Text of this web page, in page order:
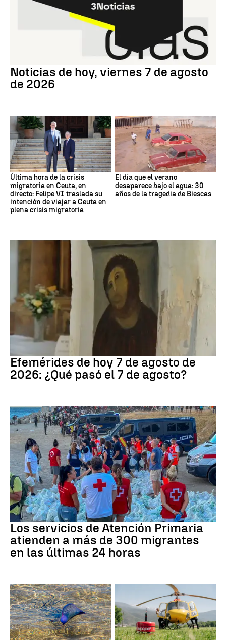
Noticias de hoy, viernes 7 de agosto
de 2026
Última hora de la crisis
migratoria en Ceuta, en
directo: Felipe VI traslada su
intención de viajar a Ceuta en
plena crisis migratoria
El día que el verano
desaparece bajo el agua: 30
años de la tragedia de Biescas
Efemérides de hoy 7 de agosto de
2026: ¿Qué pasó el 7 de agosto?
Crisis migratoria
Los servicios de Atención Primaria
atienden a más de 300 migrantes
en las últimas 24 horas
PAÍS VASCO Cataluña